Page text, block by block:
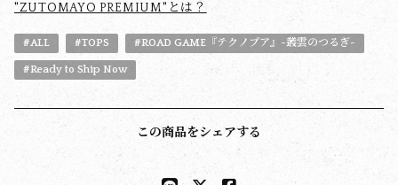
"ZUTOMAYO PREMIUM"とは？
#ALL #TOPS #ROAD GAME『テクノプア』~叢雲のつるぎ~
#Ready to Ship Now
この商品をシェアする